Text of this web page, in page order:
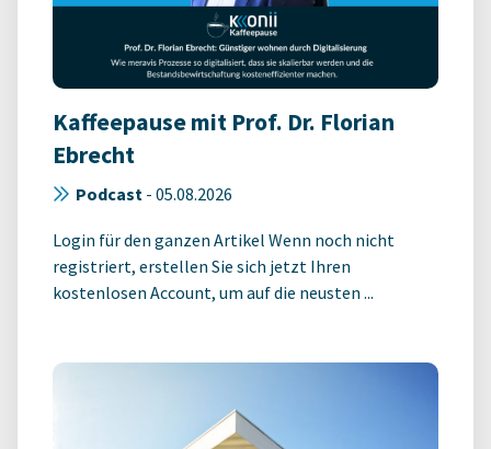
Kaffeepause mit Prof. Dr. Florian
Ebrecht
Podcast - 05.08.2026
Login für den ganzen Artikel Wenn noch nicht
registriert, erstellen Sie sich jetzt Ihren
kostenlosen Account, um auf die neusten ...